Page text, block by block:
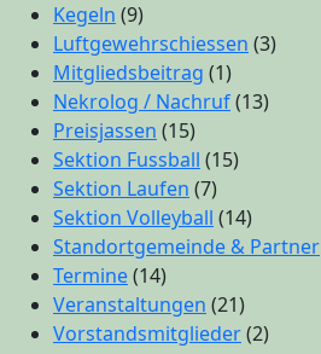
Kegeln (9)
Luftgewehrschiessen (3)
Mitgliedsbeitrag (1)
Nekrolog / Nachruf(13)
Preisjassen (15)
Sektion Fussball (15)
Sektion Laufen (7)
Sektion Volleyball (14)
Standortgemeinde & Partner
Termine(14)
Veranstaltungen (21)
Vorstandsmitglieder(2)